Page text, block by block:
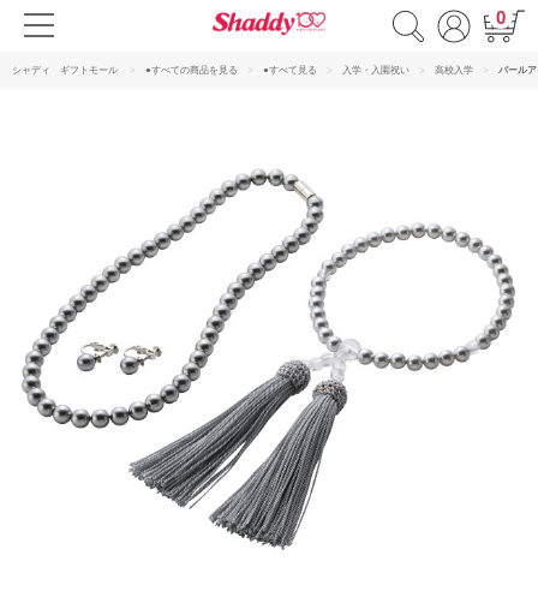
0
シャディ ギフトモール ●すべての商品を見る ●すべて見る 入学・入園祝い 高校入学 パール